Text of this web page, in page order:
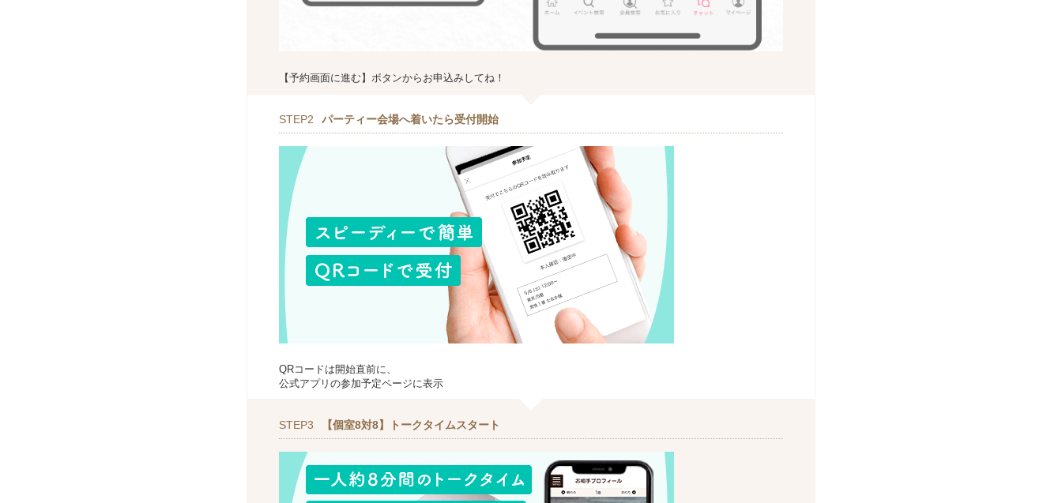
【予約画面に進む】ボタンからお申込みしてね！
STEP2 パーティー会場へ着いたら受付開始
QRコードは開始直前に、
公式アプリの参加予定ページに表示
STEP3 【個室8対8】トークタイムスタート